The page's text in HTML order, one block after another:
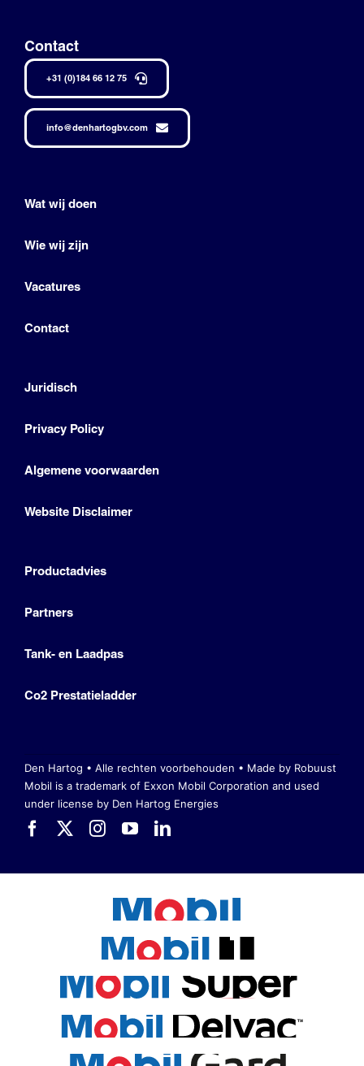
Contact
+31 (0)184 66 12 75
info@denhartogbv.com
Wat wij doen
Wie wij zijn
Vacatures
Contact
Juridisch
Privacy Policy
Algemene voorwaarden
Website Disclaimer
Productadvies
Partners
Tank- en Laadpas
Co2 Prestatieladder
Den Hartog • Alle rechten voorbehouden • Made by Robuust
Mobil is a trademark of Exxon Mobil Corporation and used
under license by Den Hartog Energies